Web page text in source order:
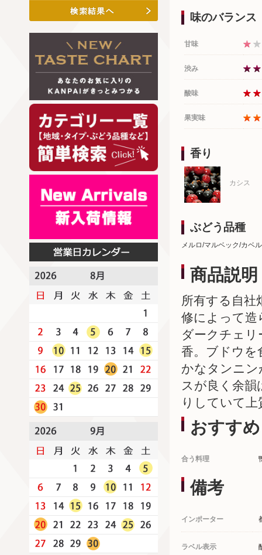
味のバランス
甘味
渋み
酸味
果実味
香り
カシス
ぶどう品種
メルロ/マルベック/カベ
商品説明
所有する自社
修によって造
ダークチェ
香。ブドウを
かなタンニン
スが良く余
りしていて
おすすめ
合う料理
備考
インポーター
ラベル表示